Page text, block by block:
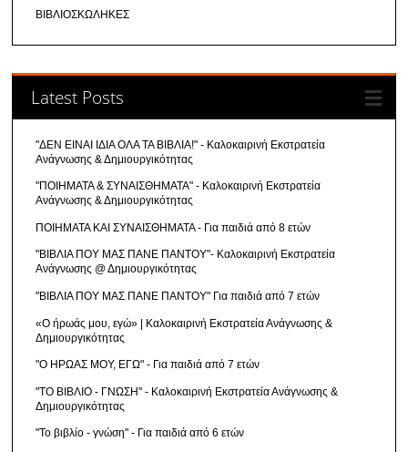
ΒΙΒΛΙΟΣΚΩΛΗΚΕΣ
Latest Posts
"ΔΕΝ ΕΙΝΑΙ ΙΔΙΑ ΟΛΑ ΤΑ ΒΙΒΛΙΑ!" - Καλοκαιρινή Εκστρατεία
Ανάγνωσης & Δημιουργικότητας
"ΠΟΙΗΜΑΤΑ & ΣΥΝΑΙΣΘΗΜΑΤΑ" - Καλοκαιρινή Εκστρατεία
Ανάγνωσης & Δημιουργικότητας
ΠΟΙΗΜΑΤΑ ΚΑΙ ΣΥΝΑΙΣΘΗΜΑΤΑ - Για παιδιά από 8 ετών
"ΒΙΒΛΙΑ ΠΟΥ ΜΑΣ ΠΑΝΕ ΠΑΝΤΟΥ"- Καλοκαιρινή Εκστρατεία
Ανάγνωσης @ Δημιουργικότητας
"ΒΙΒΛΙΑ ΠΟΥ ΜΑΣ ΠΑΝΕ ΠΑΝΤΟΥ" Για παιδιά από 7 ετών
«Ο ήρωάς μου, εγώ» | Καλοκαιρινή Εκστρατεία Ανάγνωσης &
Δημιουργικότητας
"Ο ΗΡΩΑΣ ΜΟΥ, ΕΓΩ" - Για παιδιά από 7 ετών
"ΤΟ ΒΙΒΛΙΟ - ΓΝΩΣΗ" - Καλοκαιρινή Εκστρατεία Ανάγνωσης &
Δημιουργικότητας
"Το βιβλίο - γνώση" - Για παιδιά από 6 ετών